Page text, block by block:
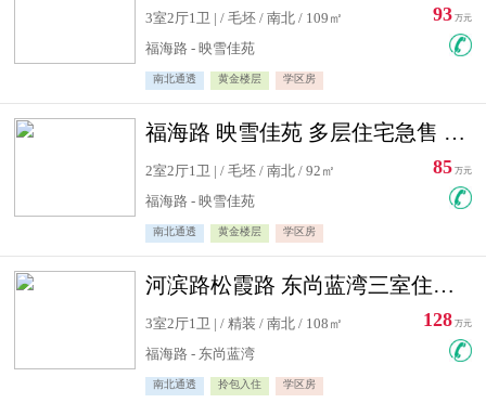
3室2厅1卫 | / 毛坯 / 南北 / 109㎡
福海路 - 映雪佳苑
南北通透 黄金楼层 学区房
93 万元
福海路 映雪佳苑 多层住宅急售 可公积金贷款
2室2厅1卫 | / 毛坯 / 南北 / 92㎡
福海路 - 映雪佳苑
南北通透 黄金楼层 学区房
85 万元
河滨路松霞路 东尚蓝湾三室住宅急售
3室2厅1卫 | / 精装 / 南北 / 108㎡
福海路 - 东尚蓝湾
南北通透 拎包入住 学区房
128 万元